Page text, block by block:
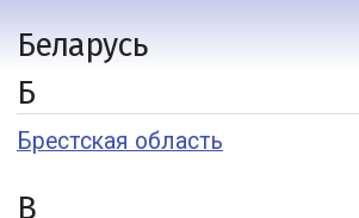
Беларусь
Б
Брестская область
В